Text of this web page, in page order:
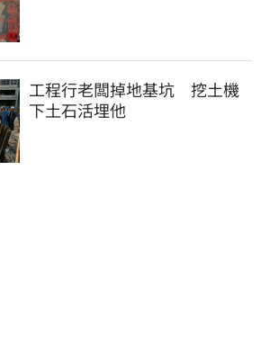
工程行老闆掉地基坑　挖土機
下土石活埋他